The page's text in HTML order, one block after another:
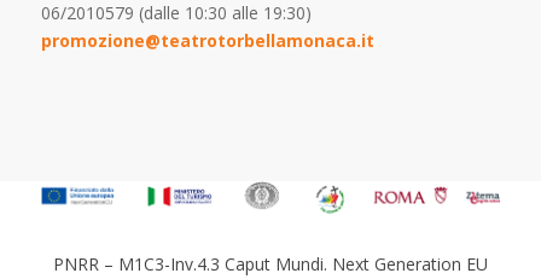
06/2010579 (dalle 10:30 alle 19:30)
promozione@teatrotorbellamonaca.it
PNRR – M1C3-Inv.4.3 Caput Mundi. Next Generation EU